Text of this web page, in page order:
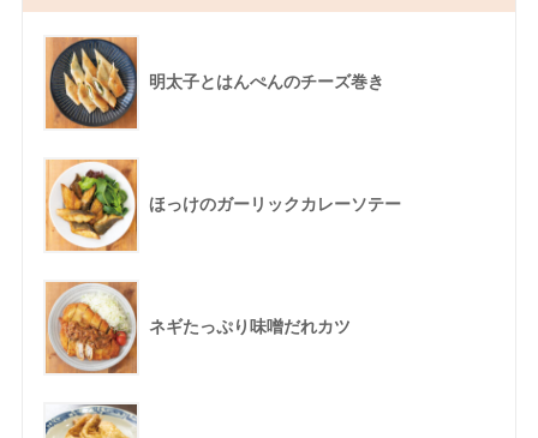
明太子とはんぺんのチーズ巻き
ほっけのガーリックカレーソテー
ネギたっぷり味噌だれカツ